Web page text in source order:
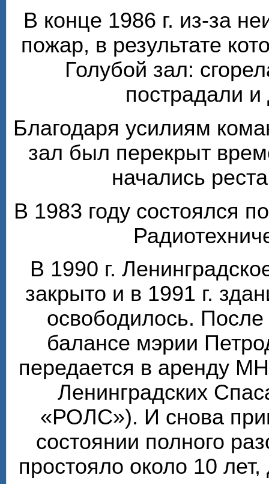
В конце 1986 г. из-за
пожар, в результате
Голубой зал:
пострадали
Благодаря усилиям
зал был перекрыт
начались
В 1983 году состоялся
В 1990 г.
закрыто и в 1991 г.
освободилось. После
балансе мэрии
передается в аренду
Ленинградских
«РОЛС»). И снова
состоянии полного
простояло около 10